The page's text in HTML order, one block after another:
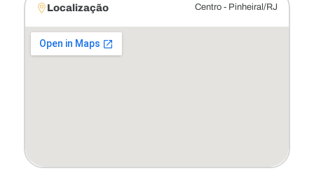
Localização Centro - Pinheiral/RJ